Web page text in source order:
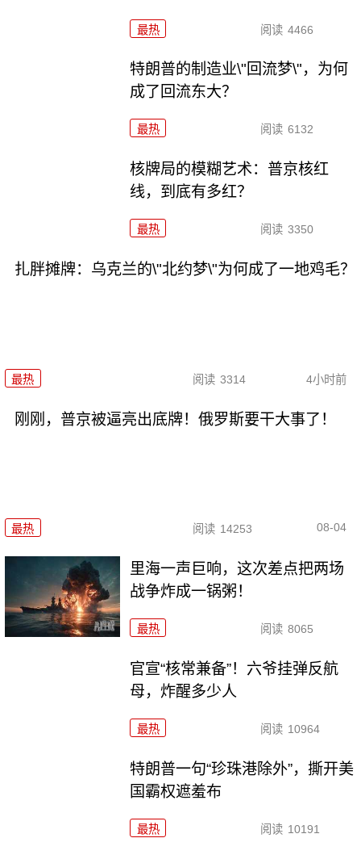
最热 阅读 4466
特朗普的制造业\"回流梦\"，为何
成了回流东大？
最热 阅读 6132
核牌局的模糊艺术：普京核红
线，到底有多红？
最热 阅读 3350
扎胖摊牌：乌克兰的\"北约梦\"为何成了一地鸡毛？
最热 阅读 3314 4小时前
刚刚，普京被逼亮出底牌！俄罗斯要干大事了！
最热 阅读 14253 08-04
里海一声巨响，这次差点把两场
战争炸成一锅粥！
最热 阅读 8065
官宣“核常兼备”！六爷挂弹反航
母，炸醒多少人
最热 阅读 10964
特朗普一句“珍珠港除外”，撕开美
国霸权遮羞布
最热 阅读 10191